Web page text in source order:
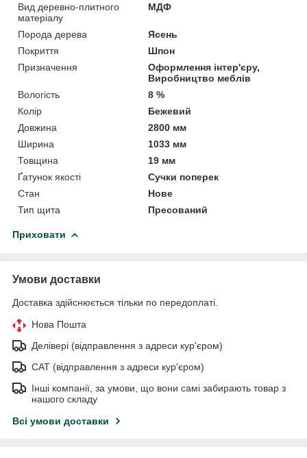
Вид деревно-плитного
матеріалу
МДФ
Порода дерева
Ясень
Покриття
Шпон
Призначення
Оформлення інтер'єру,
Виробництво меблів
Вологість
8 %
Колір
Бежевий
Довжина
2800 мм
Ширина
1033 мм
Товщина
19 мм
Ґатунок якості
Сучки поперек
Стан
Нове
Тип щита
Пресований
Приховати
Умови доставки
Доставка здійснюється тільки по передоплаті.
Нова Пошта
Делівері (відправлення з адреси кур'єром)
САТ (відправлення з адреси кур'єром)
Інші компанії, за умови, що вони самі забирають товар з
нашого складу
Всі умови доставки